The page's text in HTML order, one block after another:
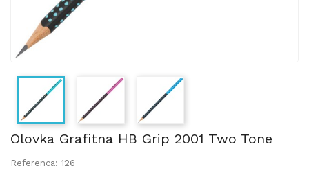
Olovka Grafitna HB Grip 2001 Two Tone
Referenca: 126